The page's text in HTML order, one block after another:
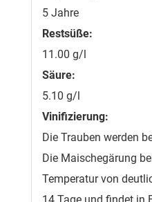
5 Jahre
Restsüße:
11.00 g/l
Säure:
5.10 g/l
Vinifizierung:
Die Trauben werden
Die Maischegärung
Temperatur von